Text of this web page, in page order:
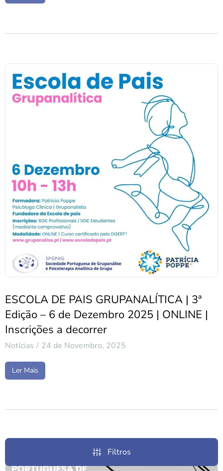
ESCOLA DE PAIS GRUPANALÍTICA | 3ª
Edição – 6 de Dezembro 2025 | ONLINE |
Inscrições a decorrer
Notícias 24 de Novembro, 2025
Ler Mais
Filtros